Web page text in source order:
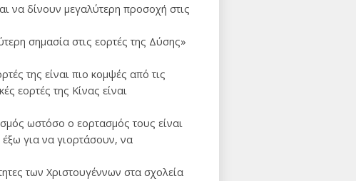
να δίνουν μεγαλύτερη προσοχή στις
σημασία στις εορτές της Δύσης»
της είναι πιο κομψές από τις
εορτές της Κίνας είναι
ωστόσο ο εορτασμός τους είναι
έξω για να γιορτάσουν, να
των Χριστουγέννων στα σχολεία